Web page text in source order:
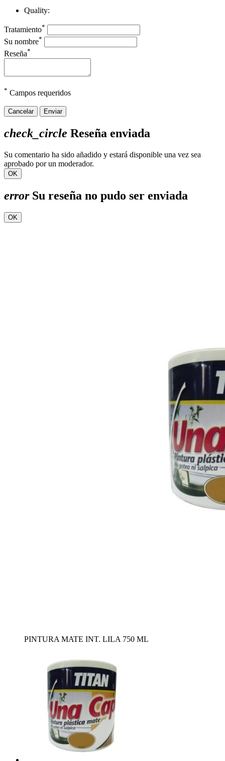
Quality:
Tratamiento*
Su nombre*
Reseña*
* Campos requeridos
Cancelar Enviar
check_circle Reseña enviada
Su comentario ha sido añadido y estará disponible una vez sea
aprobado por un moderador.
OK
errorSu reseña no pudo ser enviada
OK
PINTURA MATE INT. LILA 750 ML